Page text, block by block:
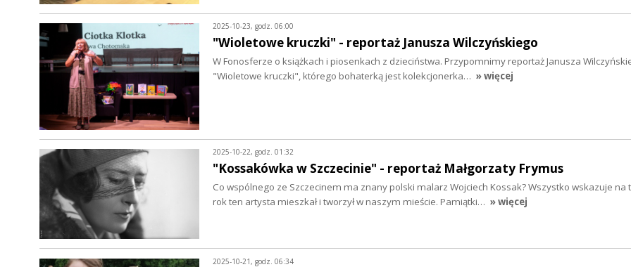
2025-10-23, godz. 06:00
"Wioletowe kruczki" - reportaż Janusza Wilczyńskiego
W Fonosferze o książkach i piosenkach z dzieciństwa. Przypomnimy reportaż Janusza
"Wioletowe kruczki", którego bohaterką jest kolekcjonerka… » więcej
2025-10-22, godz. 01:32
"Kossakówka w Szczecinie" - reportaż Małgorzaty Frymus
Co wspólnego ze Szczecinem ma znany polski malarz Wojciech Kossak? Wszystko wskazuje na
rok ten artysta mieszkał i tworzył w naszym mieście. Pamiątki… » więcej
2025-10-21, godz. 06:34